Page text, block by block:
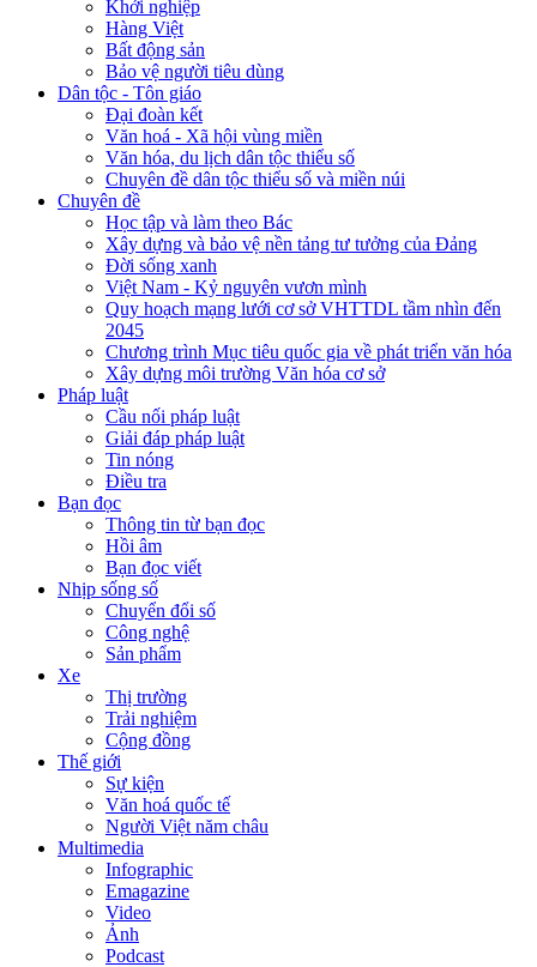
Khởi nghiệp
Hàng Việt
Bất động sản
Bảo vệ người tiêu dùng
Dân tộc - Tôn giáo
Đại đoàn kết
Văn hoá - Xã hội vùng miền
Văn hóa, du lịch dân tộc thiểu số
Chuyên đề dân tộc thiểu số và miền núi
Chuyên đề
Học tập và làm theo Bác
Xây dựng và bảo vệ nền tảng tư tưởng của Đảng
Đời sống xanh
Việt Nam - Kỷ nguyên vươn mình
Quy hoạch mạng lưới cơ sở VHTTDL tầm nhìn đến
2045
Chương trình Mục tiêu quốc gia về phát triển văn hóa
Xây dựng môi trường Văn hóa cơ sở
Pháp luật
Cầu nối pháp luật
Giải đáp pháp luật
Tin nóng
Điều tra
Bạn đọc
Thông tin từ bạn đọc
Hồi âm
Bạn đọc viết
Nhịp sống số
Chuyển đổi số
Công nghệ
Sản phẩm
Xe
Thị trường
Trải nghiệm
Cộng đồng
Thế giới
Sự kiện
Văn hoá quốc tế
Người Việt năm châu
Multimedia
Infographic
Emagazine
Video
Ảnh
Podcast